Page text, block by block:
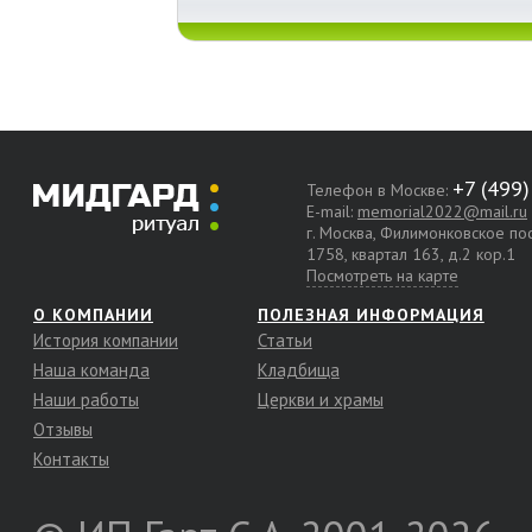
Телефон в Москве:
E-mail: memorial2022@mail.ru
г. Москва, Филимонковское
1758, квартал 163, д.2 кор.1
Посмотреть на карте
О КОМПАНИИ
История компании
Наша команда
Наши работы
Отзывы
Контакты
ПОЛЕЗНАЯ ИНФОРМАЦИЯ
Статьи
Кладбища
Церкви и храмы